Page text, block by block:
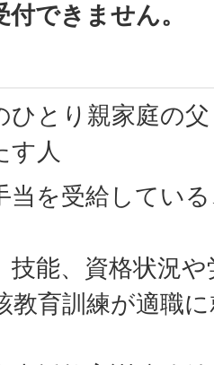
できません。
ひとり親家庭の
す人
当を受給してい
技能、資格状況
教育訓練が適職